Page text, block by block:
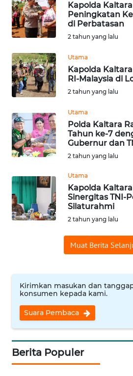
Kapolda
Peningkatan
di Perbatasan
2 tahun yang lalu
Utama
Kapolda
RI-Malaysia di
2 tahun yang lalu
Utama
Polda Kaltara
Tahun ke-7
Gubernur dan
2 tahun yang lalu
Utama
Kapolda
Sinergitas TNI-
Silaturahmi
2 tahun yang lalu
Muat Berita
Kirimkan masukan dan
konsumen kepada kami.
Suara Pembaca
Berita Populer
WN
KEPULAUAN
WN
TANGERANG
BINJAI
WN
CIREBON
WN
INDRAMAYU
WN
KUNINGAN
WN
SUBANG
WN
SUKABUMI
WN